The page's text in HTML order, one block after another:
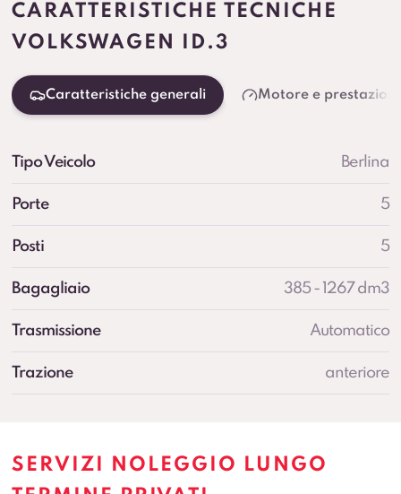
CARATTERISTICHE TECNICHE
VOLKSWAGEN ID.3
Caratteristiche generali Motore e prestazioni
Tipo Veicolo Berlina
Porte 5
Posti 5
Bagagliaio 385 - 1267 dm3
Trasmissione Automatico
Trazione anteriore
SERVIZI NOLEGGIO LUNGO